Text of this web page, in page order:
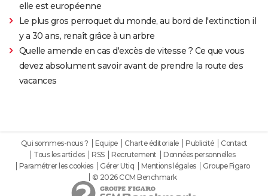
elle est européenne
Le plus gros perroquet du monde, au bord de l'extinction il
y a 30 ans, renaît grâce à un arbre
Quelle amende en cas d'excès de vitesse ? Ce que vous
devez absolument savoir avant de prendre la route des
vacances
Qui sommes-nous ? Equipe Charte éditoriale Publicité
Contact
Tous les articles
RSS Recrutement
Données personnelles
Paramétrer les cookies
Gérer Utiq Mentions légales
Groupe Figaro
© 2026 CCM Benchmark